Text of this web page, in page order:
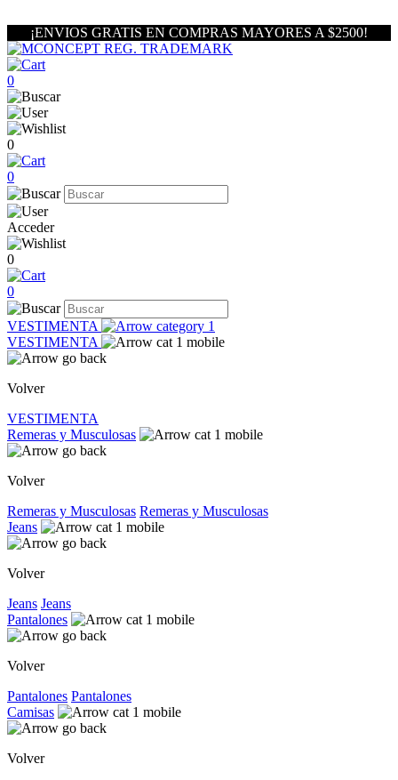
¡ENVIOS GRATIS EN COMPRAS MAYORES A $2500!
0
0
0
Acceder
0
0
VESTIMENTA
VESTIMENTA
Volver
VESTIMENTA
Remeras y Musculosas
Volver
Remeras y Musculosas Remeras y Musculosas
Jeans
Volver
Jeans Jeans
Pantalones
Volver
Pantalones Pantalones
Camisas
Volver